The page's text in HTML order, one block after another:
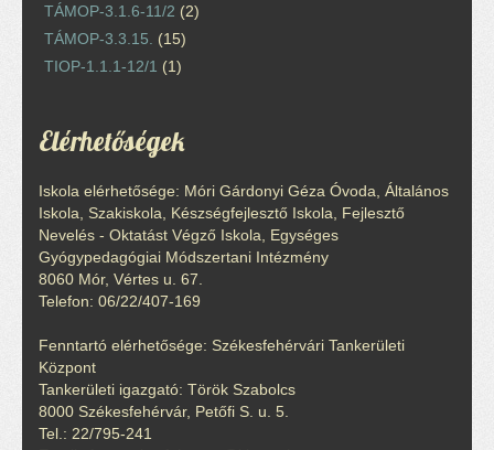
TÁMOP-3.1.6-11/2 (2)
TÁMOP-3.3.15.
(15)
TIOP-1.1.1-12/1 (1)
Elérhetőségek
Iskola elérhetősége: Móri Gárdonyi Géza Óvoda, Általános
Iskola, Szakiskola, Készségfejlesztő Iskola, Fejlesztő
Nevelés - Oktatást Végző Iskola, Egységes
Gyógypedagógiai Módszertani Intézmény
8060 Mór, Vértes u. 67.
Telefon: 06/22/407-169
Fenntartó elérhetősége: Székesfehérvári Tankerületi
Központ
Tankerületi igazgató: Török Szabolcs
8000 Székesfehérvár, Petőfi S. u. 5.
Tel.: 22/795-241